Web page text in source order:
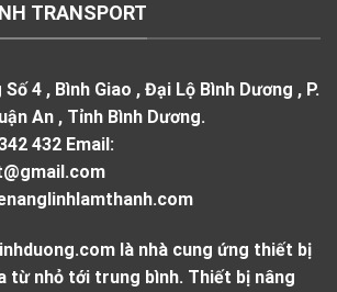
TRANSPORT
Số 4 , Bình Giao , Đại Lộ Bình Dương , P.
An , Tỉnh Bình Dương.
432 Email:
là nhà cung ứng thiết bị
từ nhỏ tới trung bình. Thiết bị nâng